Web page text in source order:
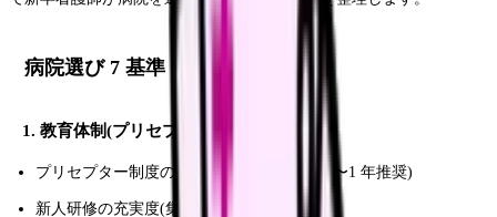
病院選び 7 基準
1. 教育体制(プリセプター制度)
プリセプター制度の有無と継続期間(6 ヶ月〜1 年推奨)
新人研修の充実度(集合研修 + OJT)